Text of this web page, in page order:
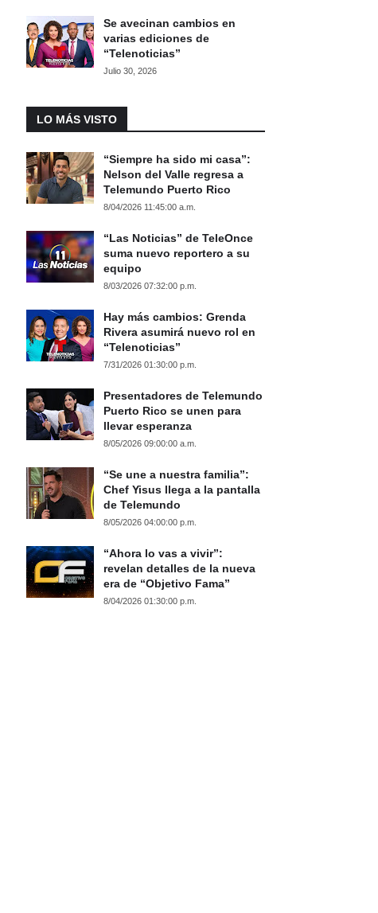
Se avecinan cambios en
varias ediciones de
“Telenoticias”
Julio 30, 2026
LO MÁS VISTO
“Siempre ha sido mi casa”:
Nelson del Valle regresa a
Telemundo Puerto Rico
8/04/2026 11:45:00 a.m.
“Las Noticias” de TeleOnce
suma nuevo reportero a su
equipo
8/03/2026 07:32:00 p.m.
Hay más cambios: Grenda
Rivera asumirá nuevo rol en
“Telenoticias”
7/31/2026 01:30:00 p.m.
Presentadores de Telemundo
Puerto Rico se unen para
llevar esperanza
8/05/2026 09:00:00 a.m.
“Se une a nuestra familia”:
Chef Yisus llega a la pantalla
de Telemundo
8/05/2026 04:00:00 p.m.
“Ahora lo vas a vivir”:
revelan detalles de la nueva
era de “Objetivo Fama”
8/04/2026 01:30:00 p.m.